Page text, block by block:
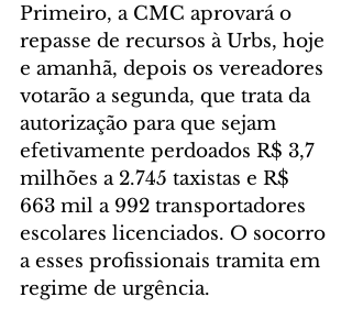
Primeiro, a CMC aprovará o
repasse de recursos à Urbs, hoje
e amanhã, depois os vereadores
votarão a segunda, que trata da
autorização para que sejam
efetivamente perdoados R$ 3,7
milhões a 2.745 taxistas e R$
663 mil a 992 transportadores
escolares licenciados. O socorro
a esses profissionais tramita em
regime de urgência.